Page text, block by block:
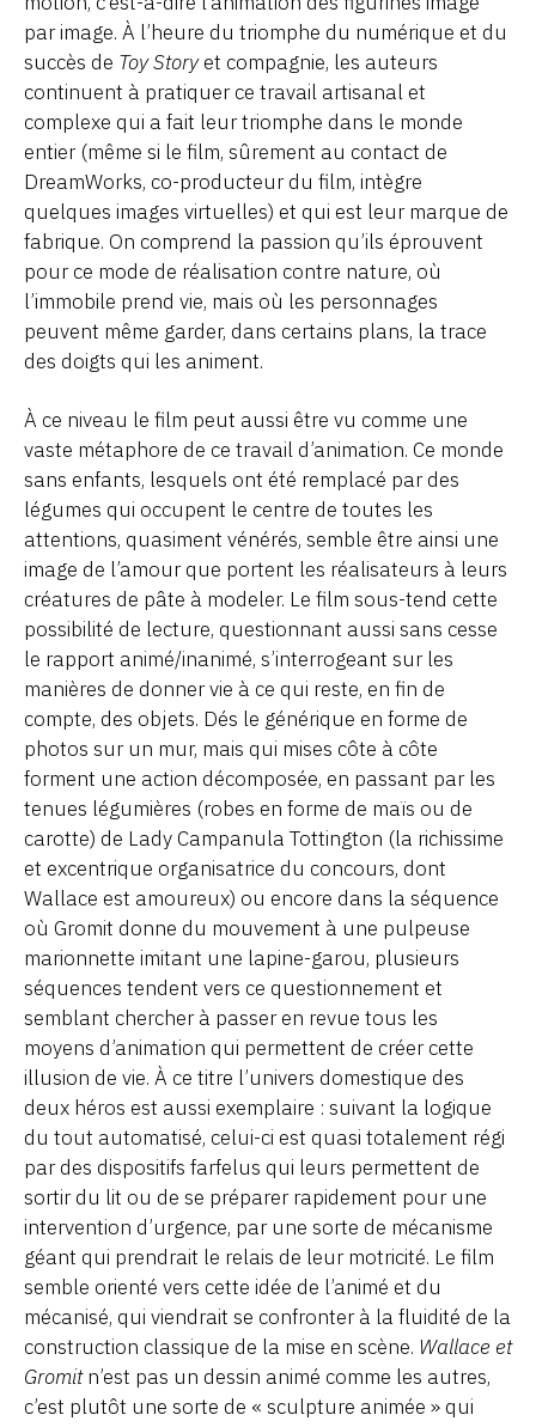
par image. À l’heure du triomphe du numérique et du
succès de Toy Storyet compagnie, les auteurs
continuent à pratiquer ce travail artisanal et
complexe qui a fait leur triomphe dans le monde
entier (même si le film, sûrement au contact de
DreamWorks, co-producteur du film, intègre
quelques images virtuelles) et qui est leur marque de
fabrique. On comprend la passion qu’ils éprouvent
pour ce mode de réalisation contre nature, où
l’immobile prend vie, mais où les personnages
peuvent même garder, dans certains plans, la trace
des doigts qui les animent.
À ce niveau le film peut aussi être vu comme une
vaste métaphore de ce travail d’animation. Ce monde
sans enfants, lesquels ont été remplacé par des
légumes qui occupent le centre de toutes les
attentions, quasiment vénérés, semble être ainsi une
image de l’amour que portent les réalisateurs à leurs
créatures de pâte à modeler. Le film sous-tend cette
possibilité de lecture, questionnant aussi sans cesse
le rapport animé/inanimé, s’interrogeant sur les
manières de donner vie à ce qui reste, en fin de
compte, des objets. Dés le générique en forme de
photos sur un mur, mais qui mises côte à côte
forment une action décomposée, en passant par les
tenues légumières (robes en forme de maïs ou de
carotte) de Lady Campanula Tottington (la richissime
et excentrique organisatrice du concours, dont
Wallace est amoureux) ou encore dans la séquence
où Gromit donne du mouvement à une pulpeuse
marionnette imitant une lapine-garou, plusieurs
séquences tendent vers ce questionnement et
semblant chercher à passer en revue tous les
moyens d’animation qui permettent de créer cette
illusion de vie. À ce titre l’univers domestique des
deux héros est aussi exemplaire : suivant la logique
du tout automatisé, celui-ci est quasi totalement régi
par des dispositifs farfelus qui leurs permettent de
sortir du lit ou de se préparer rapidement pour une
intervention d’urgence, par une sorte de mécanisme
géant qui prendrait le relais de leur motricité. Le film
semble orienté vers cette idée de l’animé et du
mécanisé, qui viendrait se confronter à la fluidité de la
construction classique de la mise en scène. Wallace et
Gromitn’est pas un dessin animé comme les autres,
c’est plutôt une sorte de « sculpture animée » qui